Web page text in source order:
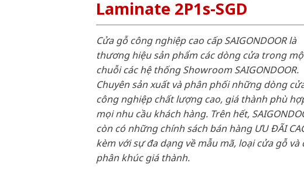
Laminate 2P1s-SGD
Cửa gỗ công nghiệp cao cấp SAIGONDOOR là
thương hiệu sản phẩm các dòng cửa trong
chuỗi các hệ thống Showroom SAIGONDOOR.
Chuyên sản xuất và phân phối những dòng
công nghiệp chất lượng cao, giá thành phù
mọi nhu cầu khách hàng. Trên hết,
còn có những chính sách bán hàng ƯU ĐÃI
kèm với sự đa dạng về mẫu mã, loại cửa gỗ và
phân khúc giá thành.